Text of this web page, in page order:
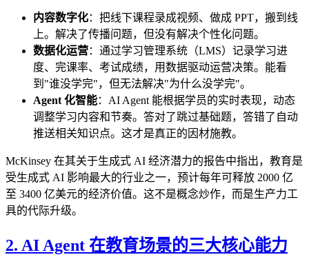
内容数字化：把线下课程录成视频、做成 PPT，搬到线
上。解决了传播问题，但没有解决个性化问题。
数据化运营：通过学习管理系统（LMS）记录学习进
度、完课率、考试成绩，用数据驱动运营决策。能看
到"谁没学完"，但无法解决"为什么没学完"。
Agent 化智能：AI Agent 能根据学员的实时表现，动态
调整学习内容和节奏。答对了跳过基础题，答错了自动
推送相关知识点。这才是真正的因材施教。
McKinsey 在其关于生成式 AI 经济潜力的报告中指出，教育是
受生成式 AI 影响最大的行业之一，预计每年可释放 2000 亿
至 3400 亿美元的经济价值。这不是概念炒作，而是生产力工
具的代际升级。
2. AI Agent 在教育场景的三大核心能力